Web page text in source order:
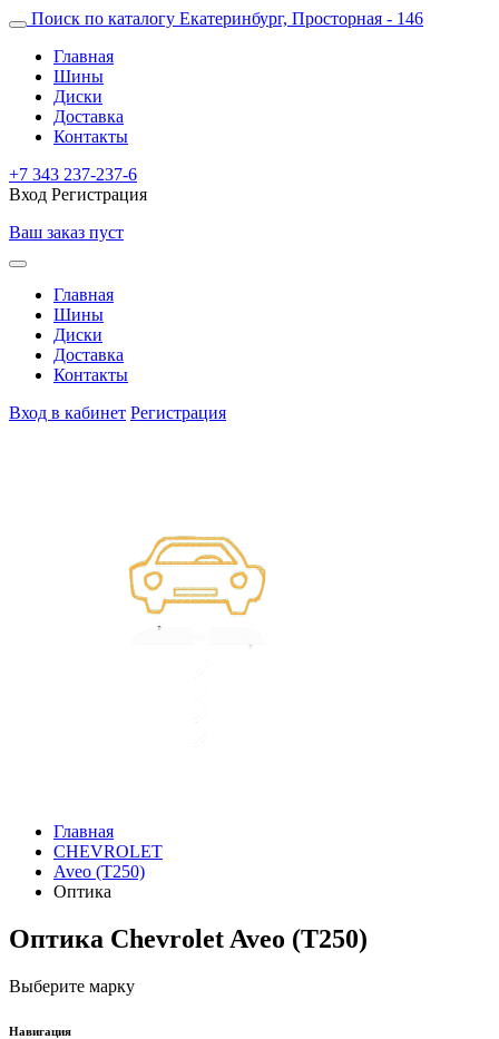
Поиск по каталогу Екатеринбург, Просторная - 146
Главная
Шины
Диски
Доставка
Контакты
+7 343 237-237-6
Вход Регистрация
Ваш заказ пуст
Главная
Шины
Диски
Доставка
Контакты
Вход в кабинет Регистрация
Главная
CHEVROLET
Aveo (T250)
Оптика
Оптика Chevrolet Aveo (T250)
Выберите марку
Навигация